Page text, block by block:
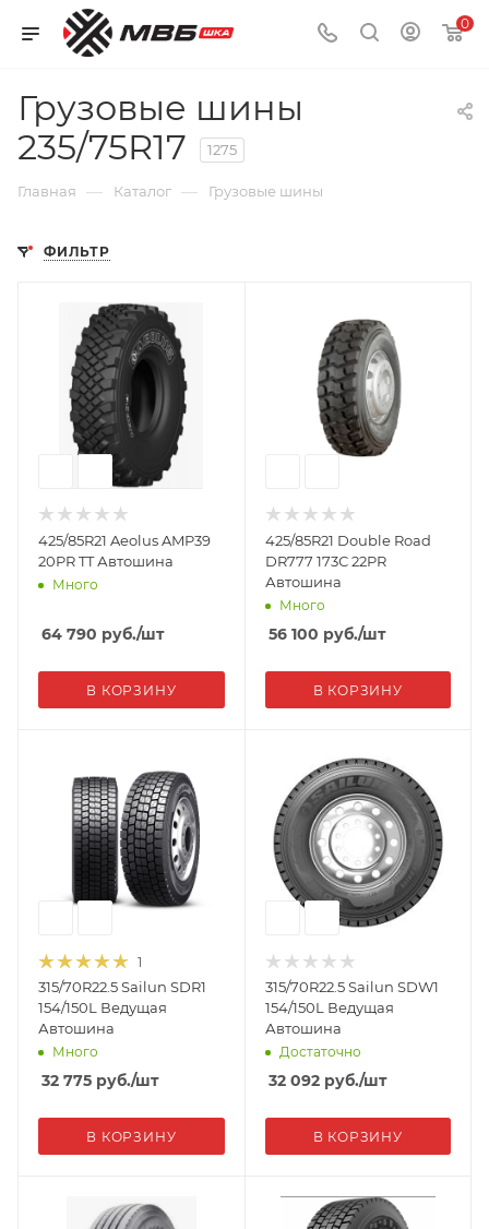
0
Грузовые шины
235/75R17
1275
Главная — Каталог — Грузовые шины
ФИЛЬТР
425/85R21 Aeolus AMP39
20PR TT Автошина
Много
64 790 руб./шт
В КОРЗИНУ
425/85R21 Double Road
DR777 173С 22PR
Автошина
Много
56 100 руб./шт
В КОРЗИНУ
1
315/70R22.5 Sailun SDR1
154/150L Ведущая
Автошина
Много
32 775 руб./шт
В КОРЗИНУ
315/70R22.5 Sailun SDW1
154/150L Ведущая
Автошина
Достаточно
32 092руб./шт
В КОРЗИНУ